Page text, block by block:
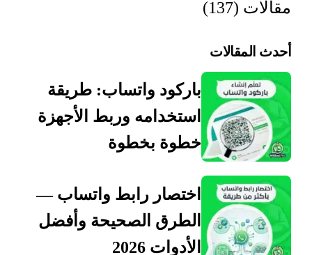
مقالات (137)
أحدث المقالات
باركود واتساب: طريقة
استخدامه وربط الأجهزة
خطوة بخطوة
اختصار رابط واتساب —
الطرق الصحيحة وأفضل
الأدوات 2026